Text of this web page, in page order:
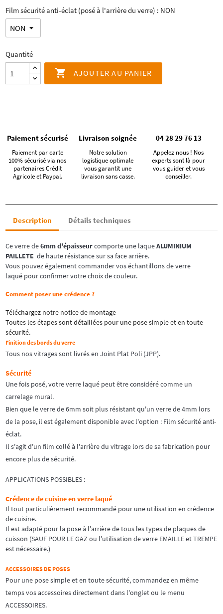
Film sécurité anti-éclat (posé à l'arrière du verre) : NON
Quantité
 AJOUTER AU PANIER
Paiement sécurisé
Paiement par carte
100% sécurisé via nos
partenaires Crédit
Agricole et Paypal.
Livraison soignée
Notre solution
logistique optimale
vous garantit une
livraison sans casse.
04 28 29 76 13
Appelez nous ! Nos
experts sont là pour
vous guider et vous
conseiller.
Description Détails techniques
Ce verre de6mm d'épaisseurcomporte une laqueALUMINIUM
PAILLETE de haute résistance sur sa face arrière.
Vous pouvez également commander vos échantillons de verre
laqué pour confirmer votre choix de couleur.
Comment poser une crédence ?
Téléchargez notre notice de montage
Toutes les étapes sont détaillées pour une pose simple et en toute
sécurité.
Finition des bords du verre
Tous nos vitrages sont livrés enJoint Plat Poli (JPP).
Sécurité
Une fois posé, votre verre laqué peut être considéré comme un
carrelage mural.
Bien que le verre de 6mm soit plus résistant qu'un verre de 4mm lors
de la pose, il est également disponible avec l'option : Film sécurité anti-
éclat.
Il s'agit d'un film collé à l'arrière du vitrage lors de sa fabrication pour
encore plus de sécurité.
APPLICATIONS POSSIBLES :
Crédence de cuisine en verre laqué
Il tout particulièrement recommandé pour une utilisation en crédence
de cuisine.
Il est adapté pour la pose à l'arrière de tous les types de plaques de
cuisson (SAUF POUR LE GAZ ou l'utilisation de verre EMAILLE et TREMPE
est nécessaire.)
ACCESSOIRES DE POSES
Pour une pose simple et en toute sécurité, commandez en même
temps vos accessoires directement dans l'onglet ou le menu
ACCESSOIRES.